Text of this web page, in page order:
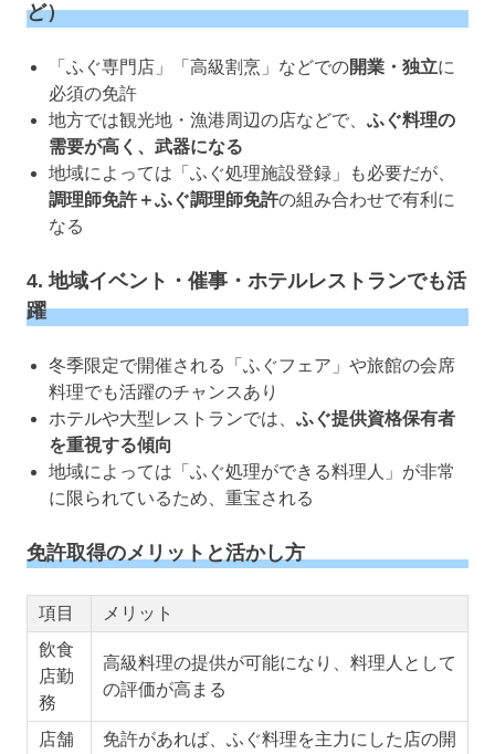
ど）
「ふぐ専門店」「高級割烹」などでの開業・独立に
必須の免許
地方では観光地・漁港周辺の店などで、 ふぐ料理の
需要が高く、武器になる
地域によっては「ふぐ処理施設登録」も必要だが、
調理師免許＋ふぐ調理師免許の組み合わせで有利に
なる
4. 地域イベント・催事・ホテルレストランでも活
躍
冬季限定で開催される「ふぐフェア」や旅館の会席
料理でも活躍のチャンスあり
ホテルや大型レストランでは、 ふぐ提供資格保有者
を重視する傾向
地域によっては「ふぐ処理ができる料理人」が非常
に限られているため、重宝される
免許取得のメリットと活かし方
項目
メリット
飲食
店勤
務
高級料理の提供が可能になり、料理人として
の評価が高まる
店舗
免許があれば、ふぐ料理を主力にした店の開